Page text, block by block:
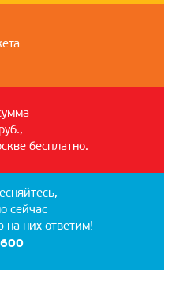
бесплатно.
сейчас
на них ответим!